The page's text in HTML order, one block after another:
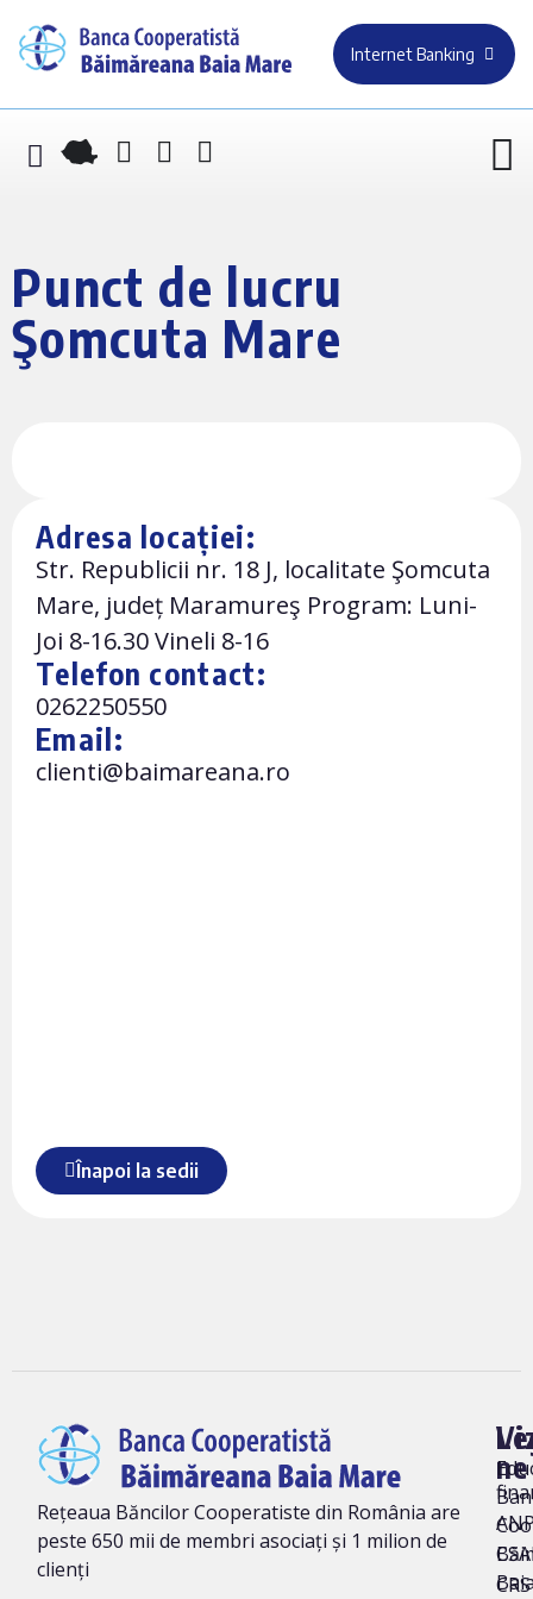
Internet Banking
Punct de lucru
Şomcuta Mare
Adresa locației:
Str. Republicii nr. 18 J, localitate Şomcuta
Mare, județ Maramureş Program: Luni-
Joi 8-16.30 Vineli 8-16
Telefon contact:
0262250550
Email:
clienti@baimareana.ro
Înapoi la sedii
Rețeaua Băncilor Cooperatiste din România are
peste 650 mii de membri asociați și 1 milion de
clienți
ne